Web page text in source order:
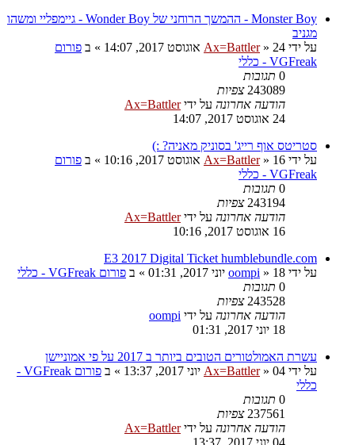
Monster Boy - ההמשך הרוחני של Wonder Boy - גיימפליי ומשהו
מגניב
על ידי
Ax=Battler» 24 אוגוסט 2017, 14:07 » ב פורום
VGFreak - כללי
0 תגובות
243089 צפיות
הודעה אחרונה על ידיAx=Battler
24 אוגוסט 2017, 14:07
סטריטס אוף רייג' בסוניק מאניה? :)
על ידי
Ax=Battler» 16 אוגוסט 2017, 10:16 » ב פורום
VGFreak - כללי
0 תגובות
243194 צפיות
הודעה אחרונה על ידיAx=Battler
16 אוגוסט 2017, 10:16
E3 2017 Digital Ticket humblebundle.com
על ידי
oompi » 18 יוני 2017, 01:31 » ב פורום VGFreak - כללי
0 תגובות
243528 צפיות
הודעה אחרונה על ידי oompi
18 יוני 2017, 01:31
עשרת האמולטורים הטובים ביותר ב 2017 על פי אמוניישן
על ידי
Ax=Battler» 04 יוני 2017, 13:37 » ב
פורום VGFreak -
כללי
0 תגובות
237561 צפיות
הודעה אחרונה על ידיAx=Battler